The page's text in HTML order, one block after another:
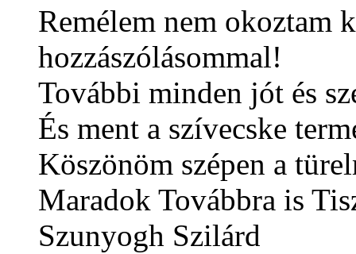
Remélem nem okoztam
hozzászólásommal!
További minden jót és
És ment a szívecske
Köszönöm szépen a
Maradok Továbbra is
Szunyogh Szilárd